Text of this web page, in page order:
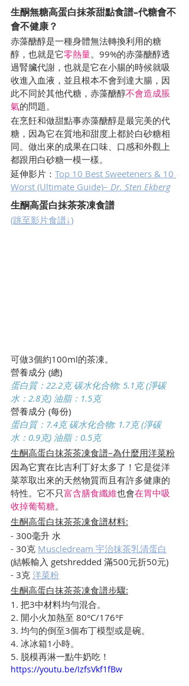
生酮無糖高蛋白抹茶甜點食譜–代糖會不
會不健康？
赤藻醣醇是一種身體無法轉換利用的糖
醇，也就是它零熱量。99%的赤藻醣醇透
過腎臟代謝，也就是它在小腸的時候就吸
收進入血液，並且根本不會到達大腸，因
此不同於其他代糖，赤藻醣醇不會造成脹
氣的問題。
在烹飪和做甜點事赤藻醣醇是最完美的代
糖，因為它在質地和甜度上都於白砂糖相
同。做出來的成果在口味、口感和外觀上
都跟用白砂糖一模一樣。
延伸影片： Top 10 Best Sweeteners & 10
Worst (Ultimate Guide)– Dr. Sten Ekberg
生酮高蛋白抹茶茶凍食譜
(跳至影片食譜↓)
可做3個約100ml的茶凍。
營養成分 (總)
蛋白質：22.2克 碳水化合物: 5.1克 (淨碳
水：2.8克) 油脂：1.5克
營養成分 (每份)
蛋白質：7.4克 碳水化合物: 1.7克 (淨碳
水：0.9克) 油脂：0.5克
生酮高蛋白抹茶茶凍食譜–為什麼用洋菜粉
因為它實在比吉利丁好太多了！它是從洋
菜萃取出來的天然物質而且有許多健康的
特性。它不只富含膳食纖維也會在胃中吸
收掉葡萄糖。
生酮高蛋白抹茶茶凍食譜材料:
- 300毫升 水
- 30克 Muscledream 宇治抹茶乳清蛋白
(結帳輸入 getshredded 滿500元折50元)
- 3克 洋菜粉
生酮高蛋白抹茶茶凍食譜步驟:
1. 把3中材料均勻混合。
2. 開小火加熱至 80°C/176°F
3. 均勻的倒至3個布丁模型或是碗。
4. 冰冰箱1小時。
5. 脱模再淋一點牛奶吃！
https://youtu.be/IzfsVkf1fBw